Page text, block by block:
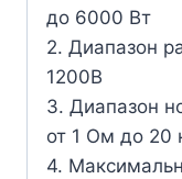
до 6000 Вт
2. Диапазон
1200В
3. Диапазон
от 1 Ом до 20
4.